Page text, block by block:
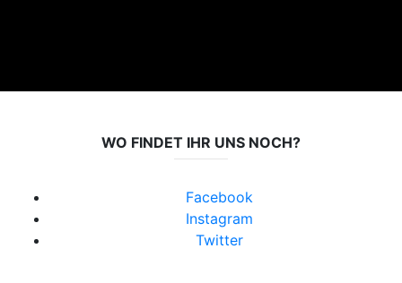
WO FINDET IHR UNS NOCH?
Facebook
Instagram
Twitter